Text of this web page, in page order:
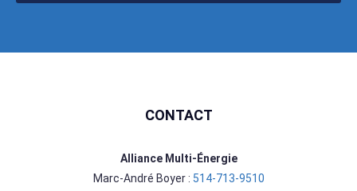
CONTACT
Alliance Multi-Énergie
Marc-André Boyer : 514-713-9510